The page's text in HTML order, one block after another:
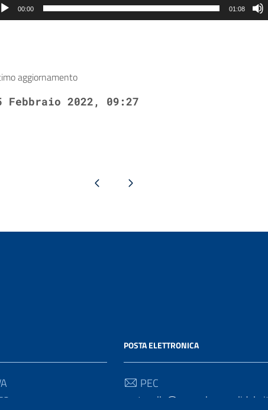
00:00 01:08
aggiornamento
Febbraio 2022, 09:27
Pagina precedentePagina successiva
POSTA ELETTRONICA
PEC
protocollo@pec.salernosolidale.it